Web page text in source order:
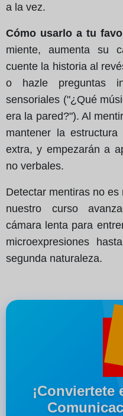
a la vez.
Cómo usarlo a tu
miente, aumenta su
cuente la historia al
o hazle preguntas
sensoriales ("¿Qué
era la pared?"). Al
mantener la
extra, y empezarán a
no verbales.
Detectar mentiras no
nuestro curso
cámara lenta para
microexpresiones
segunda naturaleza.
¡Conviertete